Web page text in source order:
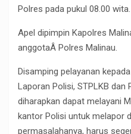
Polres pada pukul 08.00 wita.
Apel dipimpin Kapolres
anggotaÂ Polres Malinau.
Disamping pelayanan
Laporan Polisi, STPLKB dan
diharapkan dapat melayani
kantor Polisi untuk melapor
permasalahanya, harus